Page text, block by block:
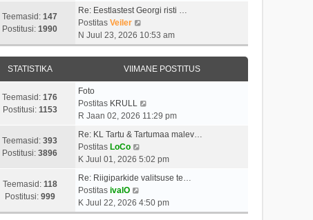
t
a
v
i
s
o
t
i
u
s
Teemasid: 147
Postitusi: 1990
Re: Eestlastest Georgi risti …
Postitas Veiler
a
a
t
a
v
i
m
a
t
o
t
N Juul 23, 2026 10:53 am
STATISTIKA VIIMANE POSTITUS
Teemasid: 176
Postitusi: 1153
Foto
Postitas KRULL
a
t
v
i
m
a
R Jaan 02, 2026 11:29 pm
Teemasid: 393
Postitusi: 3896
Re: KL Tartu & Tartumaa malev…
Postitas LoCo
a
t
v
K Juul 01, 2026 5:02 pm
Teemasid: 118
Postitusi: 999
Re: Riigiparkide valitsuse te…
Postitas ivalO
a
a
K Juul 22, 2026 4:50 pm